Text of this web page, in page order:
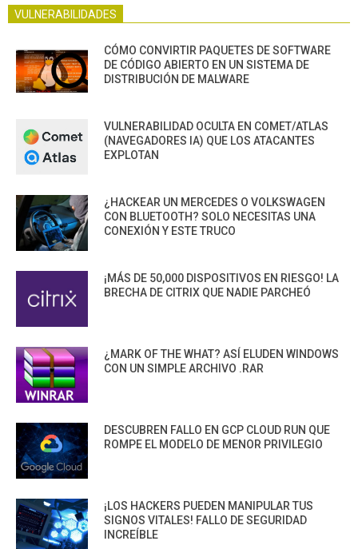
VULNERABILIDADES
CÓMO CONVIRTIR PAQUETES DE SOFTWARE
DE CÓDIGO ABIERTO EN UN SISTEMA DE
DISTRIBUCIÓN DE MALWARE
VULNERABILIDAD OCULTA EN COMET/ATLAS
(NAVEGADORES IA) QUE LOS ATACANTES
EXPLOTAN
¿HACKEAR UN MERCEDES O VOLKSWAGEN
CON BLUETOOTH? SOLO NECESITAS UNA
CONEXIÓN Y ESTE TRUCO
¡MÁS DE 50,000 DISPOSITIVOS EN RIESGO! LA
BRECHA DE CITRIX QUE NADIE PARCHEÓ
¿MARK OF THE WHAT? ASÍ ELUDEN WINDOWS
CON UN SIMPLE ARCHIVO .RAR
DESCUBREN FALLO EN GCP CLOUD RUN QUE
ROMPE EL MODELO DE MENOR PRIVILEGIO
¡LOS HACKERS PUEDEN MANIPULAR TUS
SIGNOS VITALES! FALLO DE SEGURIDAD
INCREÍBLE